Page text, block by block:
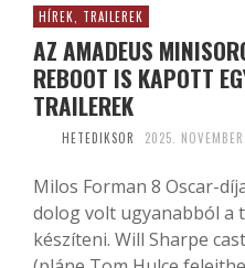
HÍREK, TRAILEREK
AZ AMADEUS
REBOOT IS KAPOTT
TRAILEREK
HETEDIKSOR 2025.
Milos Forman 8 Oscar-
dolog volt ugyanabból
készíteni. Will Sharpe